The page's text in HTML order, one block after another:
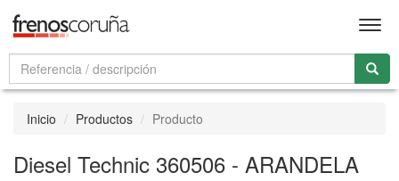
Inicio Productos Producto
Diesel Technic 360506 - ARANDELA